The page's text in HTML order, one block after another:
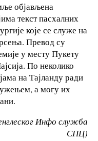
објављена
текст пасхалних
које се служе на
Превод су
у месту Пукету
По неколико
на Тајланду ради
а могу их
Инфо служба
СПЦ)